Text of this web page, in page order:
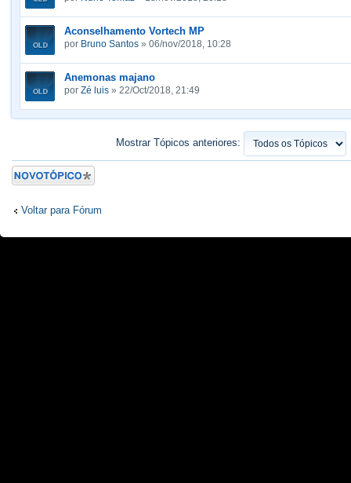
Aconselhamento Vortech MP
por Bruno Santos » 06/nov/2018, 10:28
Anemonas majano
por Zé luis » 22/Oct/2018, 21:49
Mostrar Tópicos anteriores:
Criar um novo
Tópico
Voltar para Fórum